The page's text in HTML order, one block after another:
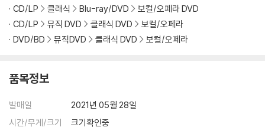
CD/LP
클래식 Blu-ray/DVD
보컬/오페라 DVD
CD/LP
뮤직 DVD 클래식 DVD
보컬/오페라
DVD/BD
뮤직DVD 클래식 DVD 보컬/오페라
품목정보
발매일
2021년 05월 28일
시간/무게/크기
크기확인중